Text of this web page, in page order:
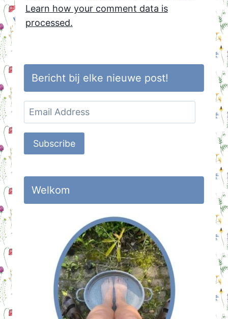
Learn how your comment data is
processed.
Bericht bij elke nieuwe post!
Email
Address
Subscribe
Welkom